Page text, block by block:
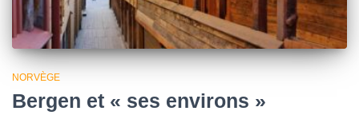
NORVÈGE
Bergen et « ses environs »